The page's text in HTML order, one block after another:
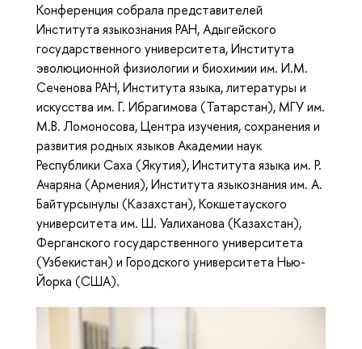
Конференция собрала представителей
Института языкознания РАН, Адыгейского
государственного университета, Института
эволюционной физиологии и биохимии им. И.М.
Сеченова РАН, Института языка, литературы и
искусства им. Г. Ибрагимова (Татарстан), МГУ им.
М.В. Ломоносова, Центра изучения, сохранения и
развития родных языков Академии наук
Республики Саха (Якутия), Института языка им. Р.
Ачаряна (Армения), Института языкознания им. А.
Байтурсынулы (Казахстан), Кокшетауского
университета им. Ш. Уалиханова (Казахстан),
Ферганского государственного университета
(Узбекистан) и Городского университета Нью-
Йорка (США).